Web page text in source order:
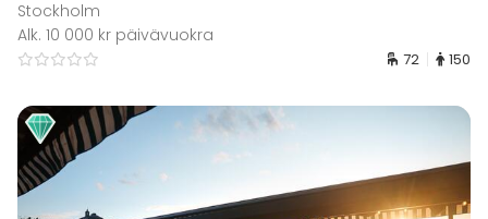
Stockholm
Alk. 10 000 kr päivävuokra
72 150